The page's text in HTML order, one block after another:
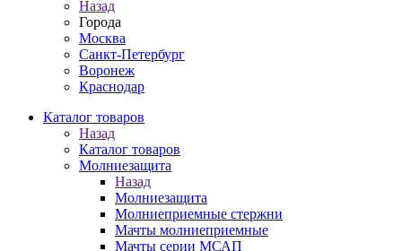
Назад
Города
Москва
Санкт-Петербург
Воронеж
Краснодар
Каталог товаров
Назад
Каталог товаров
Молниезащита
Назад
Молниезащита
Молниеприемные стержни
Мачты молниеприемные
Мачты серии МСАП